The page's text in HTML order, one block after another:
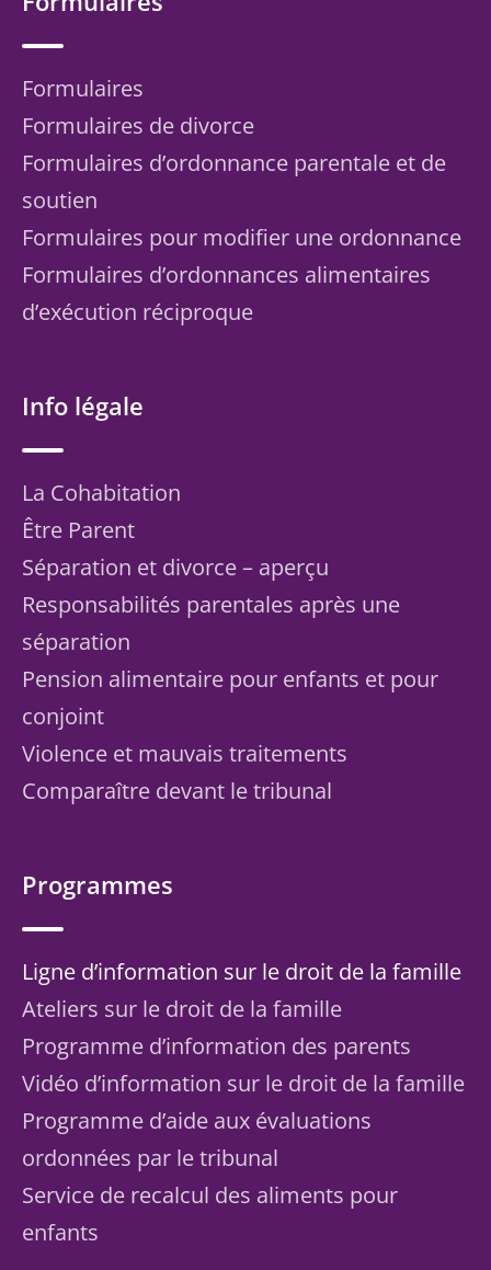
Formulaires
Formulaires de divorce
Formulaires d’ordonnance parentale et de
soutien
Formulaires pour modifier une ordonnance
Formulaires d’ordonnances alimentaires
d’exécution réciproque
Info légale
La Cohabitation
Être Parent
Séparation et divorce – aperçu
Responsabilités parentales après une
séparation
Pension alimentaire pour enfants et pour
conjoint
Violence et mauvais traitements
Comparaître devant le tribunal
Programmes
Ligne d’information sur le droit de la famille
Ateliers sur le droit de la famille
Programme d’information des parents
Vidéo d’information sur le droit de la famille
Programme d’aide aux évaluations
ordonnées par le tribunal
Service de recalcul des aliments pour
enfants